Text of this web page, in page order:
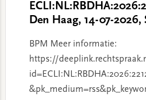
Den Haag, 14-07-2026,
BPM Meer informatie:
https://